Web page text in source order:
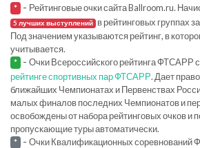
* - Рейтинговые очки сайта Ballroom.ru.
5 лучших выступлений в рейтинговых группах
Под значением указываются рейтинг, в
учитывается.
* - Очки Всероссийского рейтинга ФТСАРР
рейтинге спортивных пар ФТСАРР. Дает
ближайших Чемпионатах и Первенствах
малых финалов последних Чемпионатов и
освобождены от набора рейтинговых очков и
пропускающие туры автоматически.
* - Очки Квалификационных соревнований